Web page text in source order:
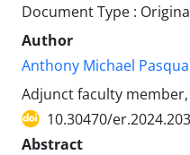
Document Type :
Author
Anthony Michael
Adjunct faculty
10.30470/
Abstract